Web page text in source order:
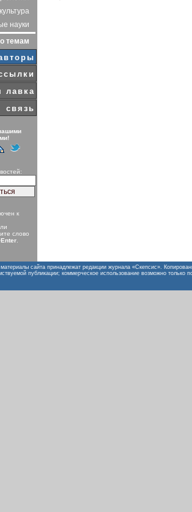
культура
науки
темам
лавка
связь
к
слово
сайта принадлежат редакции журнала «Скепсис».
публикации; коммерческое использование возможно только